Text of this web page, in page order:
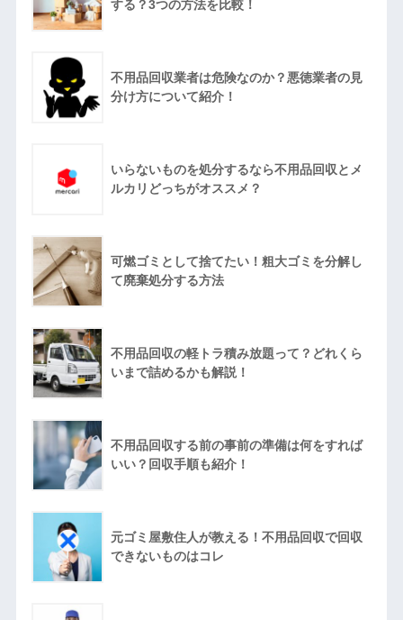
する？3つの方法を比較！
不用品回収業者は危険なのか？悪徳業者の見
分け方について紹介！
いらないものを処分するなら不用品回収とメ
ルカリどっちがオススメ？
可燃ゴミとして捨てたい！粗大ゴミを分解し
て廃棄処分する方法
不用品回収の軽トラ積み放題って？どれくら
いまで詰めるかも解説！
不用品回収する前の事前の準備は何をすれば
いい？回収手順も紹介！
元ゴミ屋敷住人が教える！不用品回収で回収
できないものはコレ